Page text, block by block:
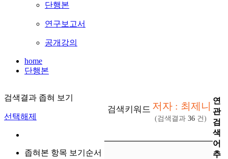
단행본
연구보고서
공개강의
home
단행본
검색결과 좁혀 보기
선택해제
좁혀본 항목 보기순서
검색키워드 저자 : 최제니
(검색결과 36 건)
연
관
검
색
어
추